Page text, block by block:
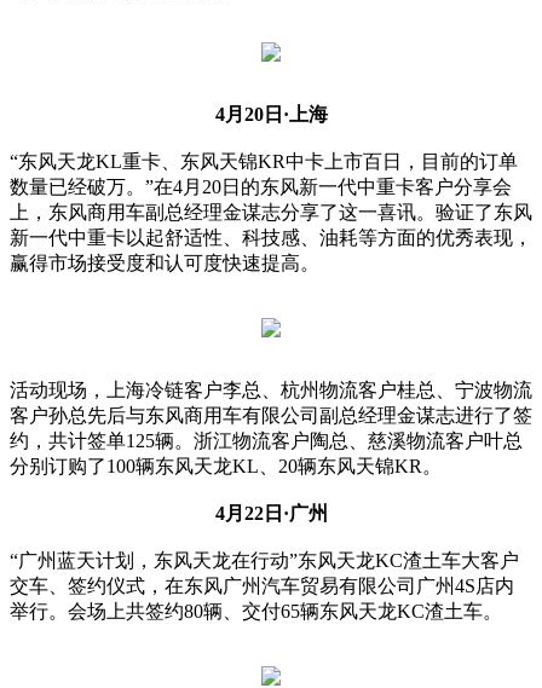
4月20日·上海
“东风天龙KL重卡、东风天锦KR中卡上市百日，目前的订单
数量已经破万。”在4月20日的东风新一代中重卡客户分享会
上，东风商用车副总经理金谋志分享了这一喜讯。验证了东风
新一代中重卡以起舒适性、科技感、油耗等方面的优秀表现，
赢得市场接受度和认可度快速提高。
活动现场，上海冷链客户李总、杭州物流客户桂总、宁波物流
客户孙总先后与东风商用车有限公司副总经理金谋志进行了签
约，共计签单125辆。浙江物流客户陶总、慈溪物流客户叶总
分别订购了100辆东风天龙KL、20辆东风天锦KR。
4月22日·广州
“广州蓝天计划，东风天龙在行动”东风天龙KC渣土车大客户
交车、签约仪式，在东风广州汽车贸易有限公司广州4S店内
举行。会场上共签约80辆、交付65辆东风天龙KC渣土车。